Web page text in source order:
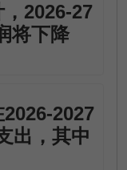
2026-27
将下降
2027
出，其中